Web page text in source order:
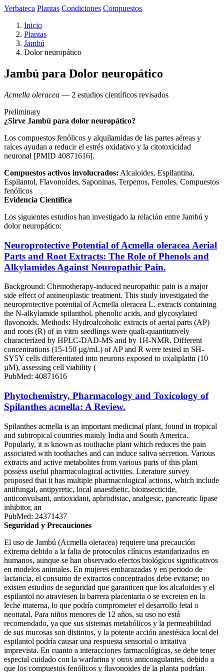
Yerbateca Plantas Condiciones Compuestos
Inicio
Plantas
Jambú
Dolor neuropático
Jambú para Dolor neuropático
Acmella oleracea — 2 estudios científicos revisados
Preliminary
¿Sirve Jambú para dolor neuropático?
Los compuestos fenólicos y alquilamidas de las partes aéreas y
raíces ayudan a reducir el estrés oxidativo y la citotoxicidad
neuronal [PMID 40871616].
Compuestos activos involucrados: Alcaloides, Espilantina,
Espilantol, Flavonoides, Saponinas, Terpenos, Fenoles, Compuestos
fenólicos
Evidencia Científica
Los siguientes estudios han investigado la relación entre Jambú y
dolor neuropático:
Neuroprotective Potential of Acmella oleracea Aerial
Parts and Root Extracts: The Role of Phenols and
Alkylamides Against Neuropathic Pain.
Background: Chemotherapy-induced neuropathic pain is a major
side effect of antineoplastic treatment. This study investigated the
neuroprotective potential of Acmella oleracea L. extracts containing
the N-alkylamide spilanthol, phenolic acids, and glycosylated
flavonoids. Methods: Hydroalcoholic extracts of aerial parts (AP)
and roots (R) of in vitro seedlings were quali-quantitatively
characterized by HPLC-DAD-MS and by 1H-NMR. Different
concentrations (15-150 µg/mL) of AP and R were tested in SH-
SY5Y cells differentiated into neurons exposed to oxaliplatin (10
µM), assessing cell viability (
PubMed: 40871616
Phytochemistry, Pharmacology and Toxicology of
Spilanthes acmella: A Review.
Spilanthes acmella is an important medicinal plant, found in tropical
and subtropical countries mainly India and South America.
Popularly, it is known as toothache plant which reduces the pain
associated with toothaches and can induce saliva secretion. Various
extracts and active metabolites from various parts of this plant
possess useful pharmacological activities. Literature survey
proposed that it has multiple pharmacological actions, which include
antifungal, antipyretic, local anaesthetic, bioinsecticide,
anticonvulsant, antioxidant, aphrodisiac, analgesic, pancreatic lipase
inhibitor, an
PubMed: 24371437
Seguridad y Precauciones
El uso de Jambú (Acmella oleracea) requiere una precaución
extrema debido a la falta de protocolos clínicos estandarizados en
humanos, aunque se han observado efectos biológicos significativos
en modelos animales. En mujeres embarazadas y en periodo de
lactancia, el consumo de extractos concentrados debe evitarse; no
existen estudios de seguridad que garanticen que los alcaloides y el
espilantol no atraviesen la barrera placentaria o se excreten en la
leche materna, lo que podría comprometer el desarrollo fetal o
neonatal. Para niños menores de 12 años, su uso no está
recomendado, ya que sus sistemas metabólicos y la permeabilidad
de sus mucosas son distintos, y la potente acción anestésica local del
espilantol podría causar una respuesta sensorial o irritativa
imprevista. En cuanto a interacciones farmacológicas, se debe tener
especial cuidado con la warfarina y otros anticoagulantes, debido a
que los compuestos fenólicos y flavonoides de la planta podrían